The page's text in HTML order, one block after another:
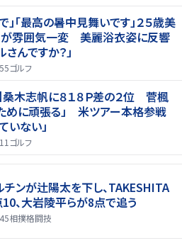
」「最高の暑中見舞いです」２５歳美
が雰囲気一変 美麗浴衣姿に反響
さんですか？」
ゴルフ
桑木志帆に８１８Ｐ差の２位 菅楓
めに頑張る」 米ツアー本格参戦
いない」
ゴルフ
チンが辻陽太を下し、TAKESHITA
、大岩陵平らが8点で追う
相撲格闘技